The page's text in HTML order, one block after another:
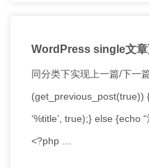
WordPress single文章
同分类下实现上一篇/下一
(get_previous_post(true))
‘%title’, true);} else {echo
<?php …